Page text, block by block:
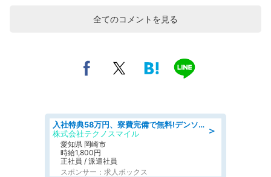
全てのコメントを見る
＞
入社特典58万円、寮費完備で無料!デンソーで働こう!自動車工場で小型部品の検査業務 denso aichi
株式会社テクノスマイル
愛知県 岡崎市
時給1,800円
正社員 / 派遣社員
スポンサー：求人ボックス